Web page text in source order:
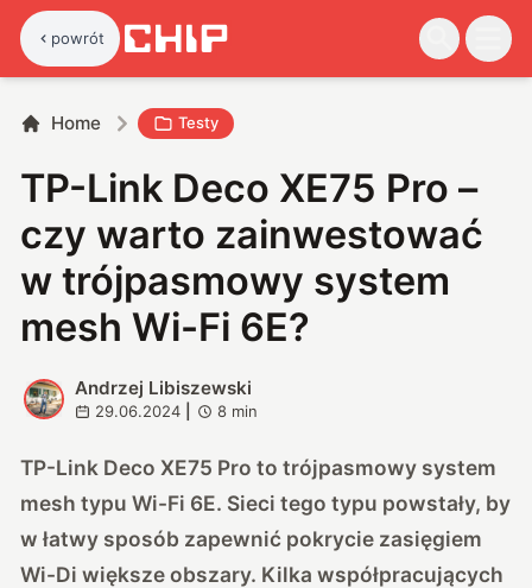
powrót
Home Testy
TP-Link Deco XE75 Pro –
czy warto zainwestować
w trójpasmowy system
mesh Wi-Fi 6E?
A
Andrzej Libiszewski
29.06.2024 8 min
TP-Link Deco XE75 Pro to trójpasmowy system
mesh typu Wi-Fi 6E. Sieci tego typu powstały, by
w łatwy sposób zapewnić pokrycie zasięgiem
Wi-Di większe obszary. Kilka współpracujących